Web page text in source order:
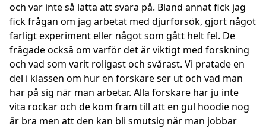
och var inte så lätta att svara på. Bland annat fick jag
fick frågan om jag arbetat med djurförsök, gjort något
farligt experiment eller något som gått helt fel. De
frågade också om varför det är viktigt med forskning
och vad som varit roligast och svårast. Vi pratade en
del i klassen om hur en forskare ser ut och vad man
har på sig när man arbetar. Alla forskare har ju inte
vita rockar och de kom fram till att en gul hoodie nog
är bra men att den kan bli smutsig när man jobbar